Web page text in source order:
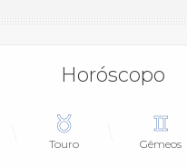
Horóscopo
Touro Gêmeos